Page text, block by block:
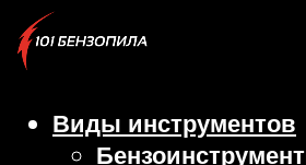
Виды инструментов